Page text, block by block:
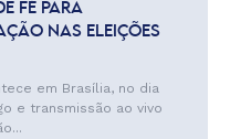
FÉ PARA
NAS ELEIÇÕES
em Brasília, no dia
e transmissão ao vivo